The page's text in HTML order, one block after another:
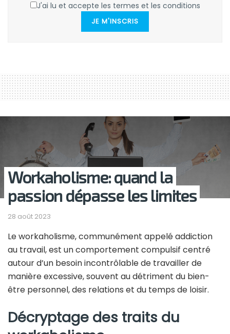
J'ai lu et accepte les termes et les conditions
JE M'INSCRIS
Workaholisme: quand la
passion dépasse les limites
28 août 2023
Le workaholisme, communément appelé addiction
au travail, est un comportement compulsif centré
autour d’un besoin incontrôlable de travailler de
manière excessive, souvent au détriment du bien-
être personnel, des relations et du temps de loisir.
Décryptage des traits du